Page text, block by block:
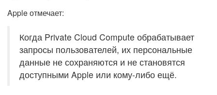
Apple отмечает:
Когда Private Cloud Compute обрабатывает
запросы пользователей, их персональные
данные не сохраняются и не становятся
доступными Apple или кому-либо ещё.